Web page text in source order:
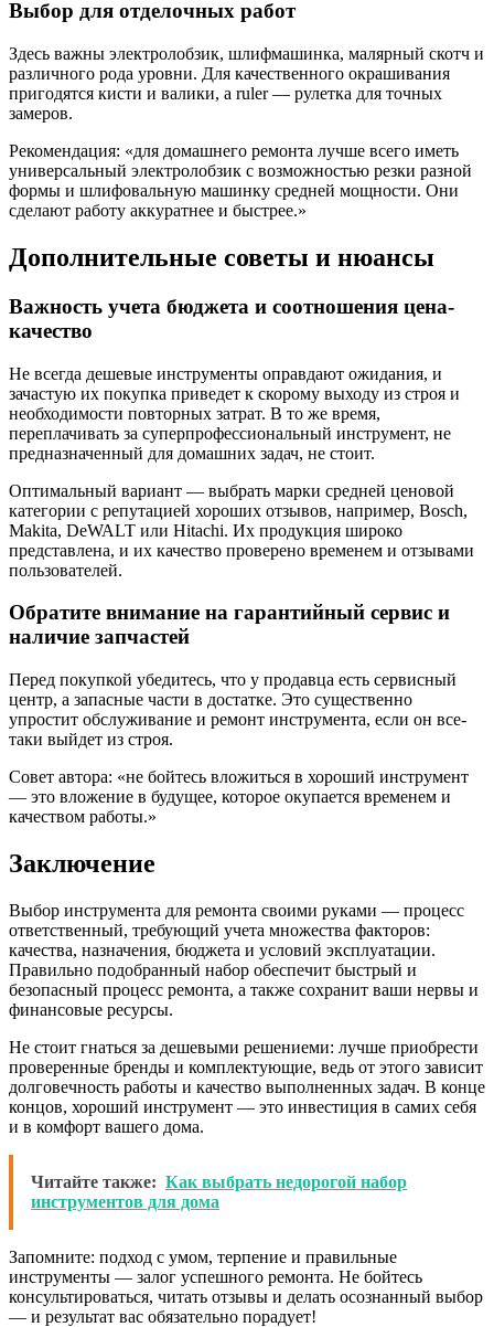
Выбор для отделочных работ
Здесь важны электролобзик, шлифмашинка, малярный скотч и
различного рода уровни. Для качественного окрашивания
пригодятся кисти и валики, а ruler — рулетка для точных
замеров.
Рекомендация: «для домашнего ремонта лучше всего иметь
универсальный электролобзик с возможностью резки разной
формы и шлифовальную машинку средней мощности. Они
сделают работу аккуратнее и быстрее.»
Дополнительные советы и нюансы
Важность учета бюджета и соотношения цена-
качество
Не всегда дешевые инструменты оправдают ожидания, и
зачастую их покупка приведет к скорому выходу из строя и
необходимости повторных затрат. В то же время,
переплачивать за суперпрофессиональный инструмент, не
предназначенный для домашних задач, не стоит.
Оптимальный вариант — выбрать марки средней ценовой
категории с репутацией хороших отзывов, например, Bosch,
Makita, DeWALT или Hitachi. Их продукция широко
представлена, и их качество проверено временем и отзывами
пользователей.
Обратите внимание на гарантийный сервис и
наличие запчастей
Перед покупкой убедитесь, что у продавца есть сервисный
центр, а запасные части в достатке. Это существенно
упростит обслуживание и ремонт инструмента, если он все-
таки выйдет из строя.
Совет автора: «не бойтесь вложиться в хороший инструмент
— это вложение в будущее, которое окупается временем и
качеством работы.»
Заключение
Выбор инструмента для ремонта своими руками — процесс
ответственный, требующий учета множества факторов:
качества, назначения, бюджета и условий эксплуатации.
Правильно подобранный набор обеспечит быстрый и
безопасный процесс ремонта, а также сохранит ваши нервы и
финансовые ресурсы.
Не стоит гнаться за дешевыми решениеми: лучше приобрести
проверенные бренды и комплектующие, ведь от этого зависит
долговечность работы и качество выполненных задач. В конце
концов, хороший инструмент — это инвестиция в самих себя
и в комфорт вашего дома.
Читайте также: Как выбрать недорогой набор
инструментов для дома
Запомните: подход с умом, терпение и правильные
инструменты — залог успешного ремонта. Не бойтесь
консультироваться, читать отзывы и делать осознанный выбор
— и результат вас обязательно порадует!